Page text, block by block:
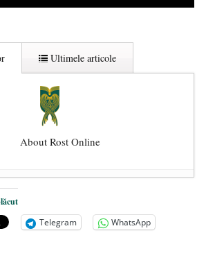
Ultimele articole
About Rost Online
cutremurătoare despre
Ucrainei, Volodymyr
- 13 mai 2026
servește Națiunea
Telegram
WhatsApp